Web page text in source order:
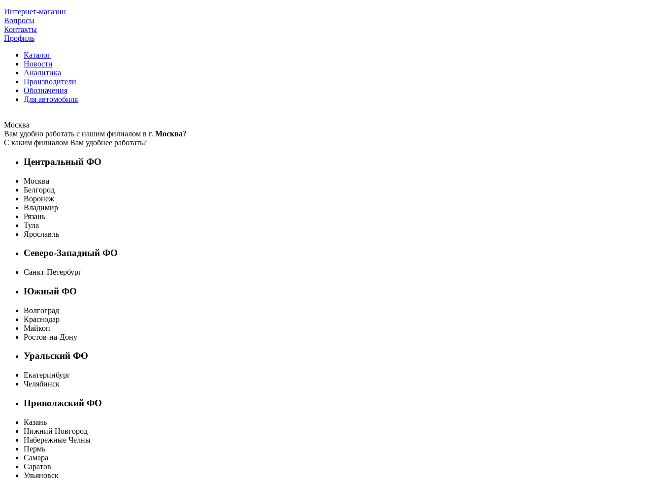
Интернет-магазин
Вопросы
Контакты
Профиль
Каталог
Новости
Аналитика
Производители
Обозначения
Для автомобиля
Москва
Вам удобно работать с нашим филиалом в г. Москва?
С каким филиалом Вам удобнее работать?
Центральный ФО
Москва
Белгород
Воронеж
Владимир
Рязань
Тула
Ярославль
Северо-Западный ФО
Санкт-Петербург
Южный ФО
Волгоград
Краснодар
Майкоп
Ростов-на-Дону
Уральский ФО
Екатеринбург
Челябинск
Приволжский ФО
Казань
Нижний Новгород
Набережные Челны
Пермь
Самара
Саратов
Ульяновск